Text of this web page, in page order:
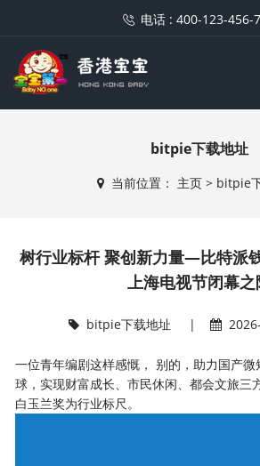
电话 :400-123-456-
bitpie下载地址
当前位置： 主页 > bitpie
树行业标杆 聚创新力量—比特派
上海电视节闭幕之
bitpie下载地址 |
一位青年编剧这样感慨， 别的，助力国产
球，实现财富成长、市民休闲、都会文旅三
白玉兰奖为行业标尺。